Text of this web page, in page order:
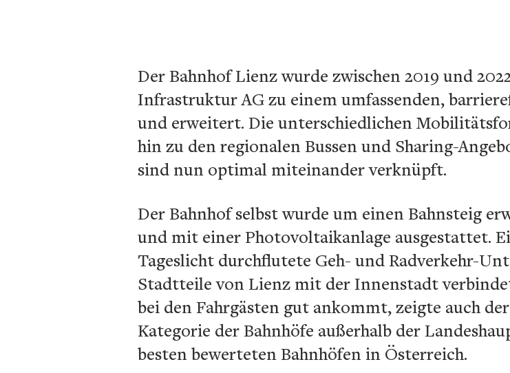
Der Bahnhof Lienz wurde zwischen 2019 und
Infrastruktur AG zu einem umfassenden,
und erweitert. Die unterschiedlichen
hin zu den regionalen Bussen und Sharing-
sind nun optimal miteinander verknüpft.
Der Bahnhof selbst wurde um einen Bahnsteig
und mit einer Photovoltaikanlage ausgestattet.
Tageslicht durchflutete Geh- und Radverkehr-
Stadtteile von Lienz mit der Innenstadt
bei den Fahrgästen gut ankommt, zeigte auch
Kategorie der Bahnhöfe außerhalb der
besten bewerteten Bahnhöfen in Österreich.